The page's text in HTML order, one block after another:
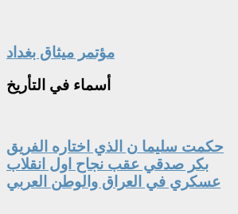
مؤتمر ميثاق بغداد
أسماء في التأريخ
حكمت سليما ن الذي اختاره الفريق
بكر صدقي عقب نجاح اول انقلاب
عسكري في العراق والوطن العربي